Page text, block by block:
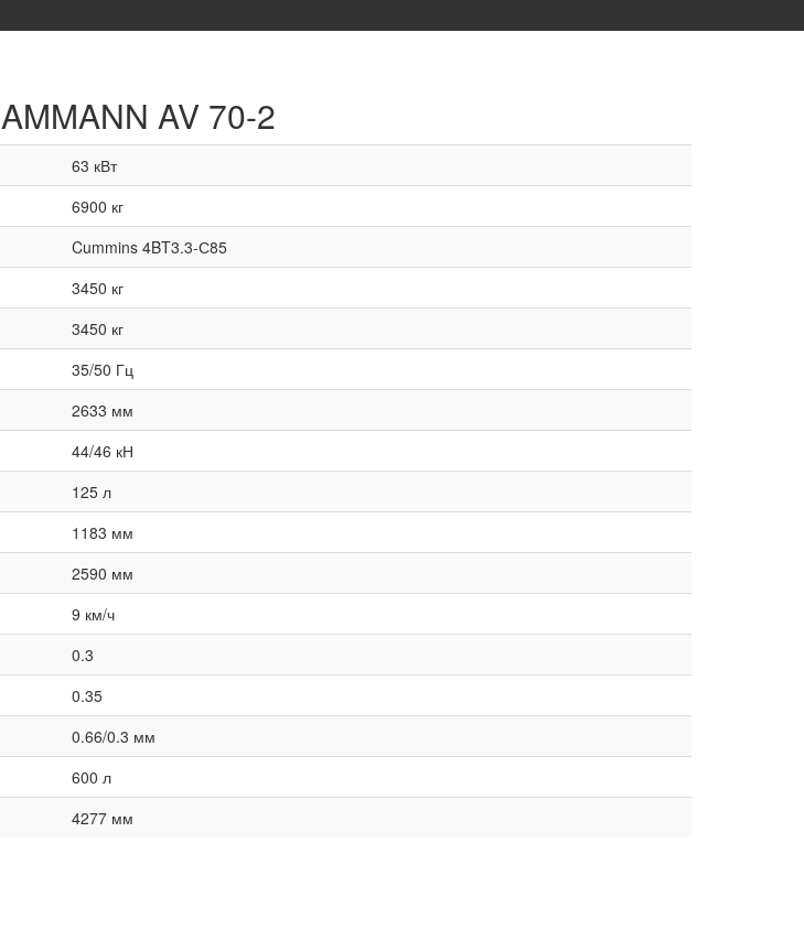
AMMANN AV 70-2
63 кВт
6900 кг
Cummins 4BT3.3-С85
3450 кг
3450 кг
35/50 Гц
2633 мм
44/46 кН
125 л
1183 мм
2590 мм
9 км/ч
0.3
0.35
0.66/0.3 мм
600 л
4277 мм